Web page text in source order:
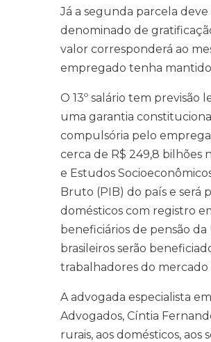
Já a segunda parcela
denominado de
valor corresponderá ao
empregado tenha mantido
O 13º salário tem previsão
uma garantia
compulsória pelo
cerca de R$ 249,8 bilhões
e Estudos
Bruto (PIB) do país e será
domésticos com registro
beneficiários de pensão
brasileiros serão
trabalhadores do mercado
A advogada especialista
Advogados, Cíntia
rurais, aos domésticos,